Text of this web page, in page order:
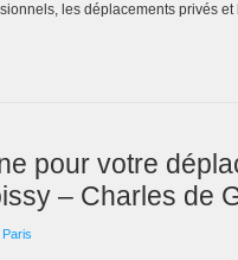
les déplacements privés
pour votre
– Charles de
Paris